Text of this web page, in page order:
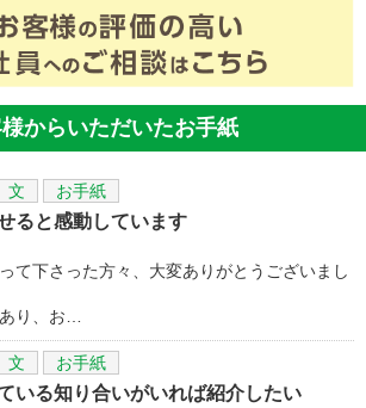
からいただいたお手紙
お手紙
ると感動しています
て下さった方々、大変ありがとうございまし
り、お…
お手紙
いる知り合いがいれば紹介したい